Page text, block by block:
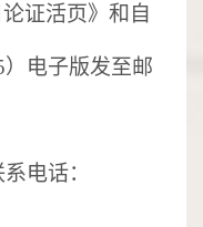
证活页》和自
）电子版发至邮
系电话：